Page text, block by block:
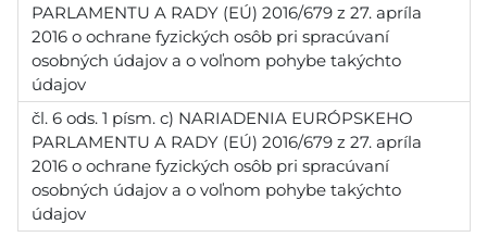
PARLAMENTU A RADY (EÚ) 2016/679 z 27. apríla
2016 o ochrane fyzických osôb pri spracúvaní
osobných údajov a o voľnom pohybe takýchto
údajov
čl. 6 ods. 1 písm. c) NARIADENIA EURÓPSKEHO
PARLAMENTU A RADY (EÚ) 2016/679 z 27. apríla
2016 o ochrane fyzických osôb pri spracúvaní
osobných údajov a o voľnom pohybe takýchto
údajov